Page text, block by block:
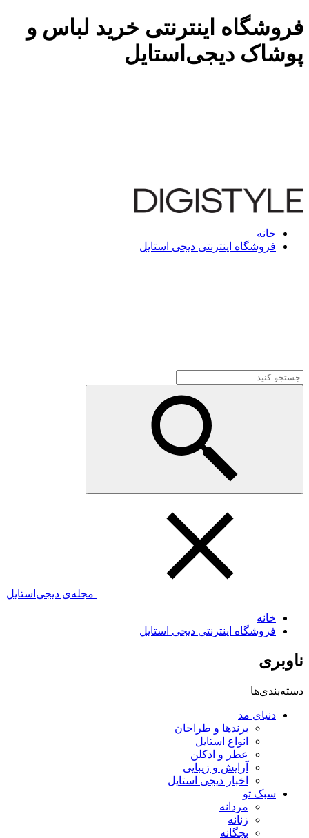
فروشگاه اینترنتی خرید لباس و
پوشاک دیجی‌استایل
خانه
فروشگاه اینترنتی دیجی استایل
مجله‌ی دیجی‌استایل
خانه
فروشگاه اینترنتی دیجی استایل
ناوبری
دسته‌بندی‌ها
دنیای مد
برندها و طراحان
انواع استایل
عطر و ادکلن
آرایش و زیبایی
اخبار دیجی استایل
سبک تو
مردانه
زنانه
بچگانه